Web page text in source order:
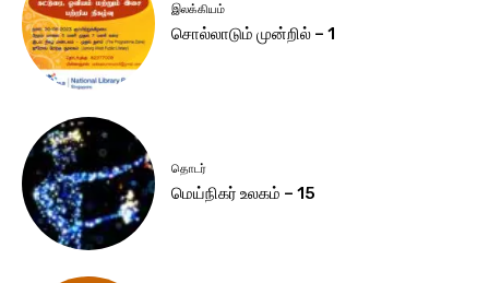
இலக்கியம்
சொல்லாடும் முன்றில் – 1
தொடர்
மெய்நிகர் உலகம் – 15